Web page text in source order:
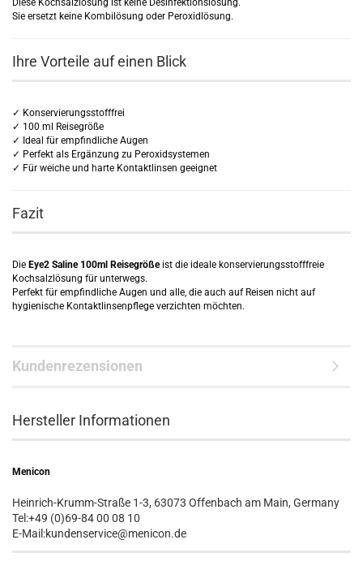
Diese Kochsalzlösung ist keine Desinfektionslösung.
Sie ersetzt keine Kombilösung oder Peroxidlösung.
Ihre Vorteile auf einen Blick
✓ Konservierungsstofffrei
✓ 100 ml Reisegröße
✓ Ideal für empfindliche Augen
✓ Perfekt als Ergänzung zu Peroxidsystemen
✓ Für weiche und harte Kontaktlinsen geeignet
Fazit
Die Eye2 Saline 100ml Reisegrößeist die ideale konservierungsstofffreie
Kochsalzlösung für unterwegs.
Perfekt für empfindliche Augen und alle, die auch auf Reisen nicht auf
hygienische Kontaktlinsenpflege verzichten möchten.
Kundenrezensionen
Hersteller Informationen
Menicon
Heinrich-Krumm-Straße 1-3, 63073 Offenbach am Main, Germany
Tel:+49 (0)69-84 00 08 10
E-Mail:kundenservice@menicon.de